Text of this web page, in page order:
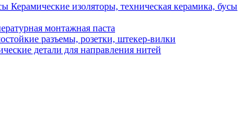
Керамические изоляторы, техническая керамика, бусы
монтажная паста
разъемы, розетки, штекер-вилки
детали для направления нитей